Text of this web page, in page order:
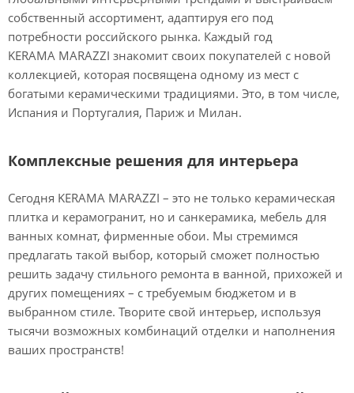
собственный ассортимент, адаптируя его под
потребности российского рынка. Каждый год
KERAMA MARAZZI знакомит своих покупателей с новой
коллекцией, которая посвящена одному из мест с
богатыми керамическими традициями. Это, в том числе,
Испания и Португалия, Париж и Милан.
Комплексные решения для интерьера
Сегодня KERAMA MARAZZI – это не только керамическая
плитка и керамогранит, но и санкерамика, мебель для
ванных комнат, фирменные обои. Мы стремимся
предлагать такой выбор, который сможет полностью
решить задачу стильного ремонта в ванной, прихожей и
других помещениях – с требуемым бюджетом и в
выбранном стиле. Творите свой интерьер, используя
тысячи возможных комбинаций отделки и наполнения
ваших пространств!